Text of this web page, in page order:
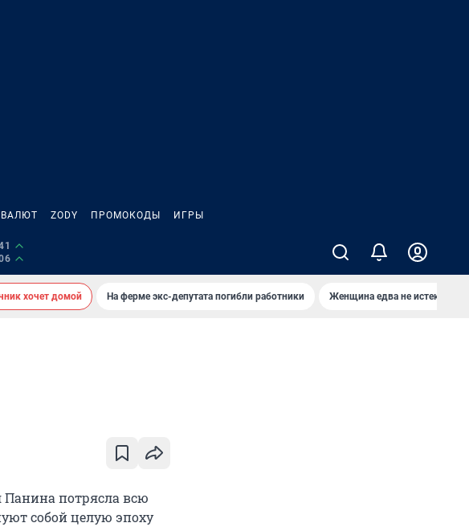
ZODY ПРОМОКОДЫ ИГРЫ
хочет домой На ферме экс-депутата погибли работники Женщина едва не истекла
Панина потрясла всю
собой целую эпоху